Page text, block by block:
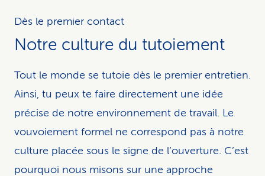
Dès le premier contact
Notre culture du tutoiement
Tout le monde se tutoie dès le premier entretien.
Ainsi, tu peux te faire directement une idée
précise de notre environnement de travail. Le
vouvoiement formel ne correspond pas à notre
culture placée sous le signe de l’ouverture. C’est
pourquoi nous misons sur une approche